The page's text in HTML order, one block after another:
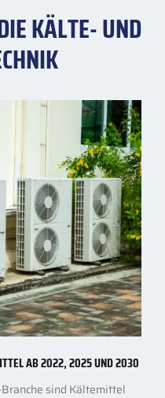
ARTIKEL
KÄLTE- UND
AB 2022, 2025 UND 2030